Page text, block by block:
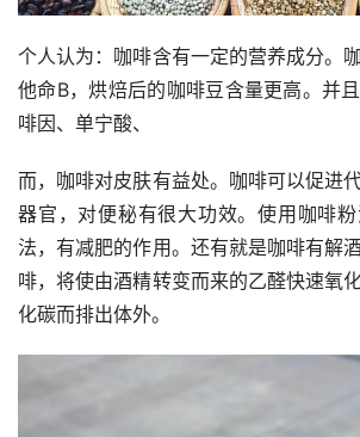
个人认为：咖啡含有一定的营养成分。
他命B，烘焙后的咖啡豆含量更高。并
啡因、单宁酸、
而，咖啡对皮肤有益处。咖啡可以促进
器官，对便秘有很大功效。使用咖啡
法，有减肥的作用。还有就是咖啡有解
啡，将使由酒精转变而来的乙醛快速氧
化碳而排出体外。